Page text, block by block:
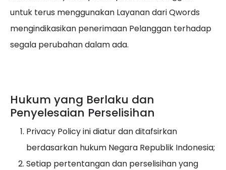
untuk terus menggunakan Layanan dari Qwords
mengindikasikan penerimaan Pelanggan terhadap
segala perubahan dalam ada.
Hukum yang Berlaku dan
Penyelesaian Perselisihan
Privacy Policy ini diatur dan ditafsirkan
berdasarkan hukum Negara Republik Indonesia;
Setiap pertentangan dan perselisihan yang